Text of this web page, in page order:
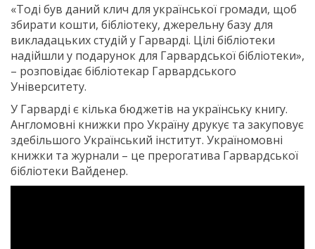
«Тоді був даний клич для української громади, щоб
збирати кошти, бібліотеку, джерельну базу для
викладацьких студій у Гарварді. Цілі бібліотеки
надійшли у подарунок для Гарвардської бібліотеки»,
– розповідає бібліотекар Гарвардського
Університету.
У Гарварді є кілька бюджетів на українську книгу.
Англомовні книжки про Україну друкує та закуповує
здебільшого Український інститут. Україномовні
книжки та журнали – це прерогатива Гарвардської
бібліотеки Вайденер.